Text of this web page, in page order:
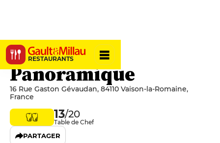
RESTAURANTS
Le Bistro
Panoramique
16 Rue Gaston Gévaudan, 84110 Vaison-la-Romaine,
France
13/20
Table de Chef
PARTAGER